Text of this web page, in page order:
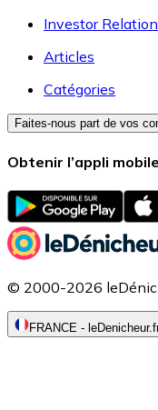
Investor
Articles
Catégories
Faites-nous part de vos
Obtenir l’appli mobile
© 2000-2026
FRANCE -